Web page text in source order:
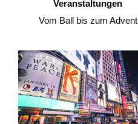
Veranstaltungen
Vom Ball bis zum Advent